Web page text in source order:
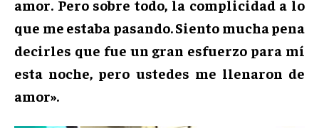
amor. Pero sobre todo, la complicidad a lo
que me estaba pasando. Siento mucha pena
decirles que fue un gran esfuerzo para mí
esta noche, pero ustedes me llenaron de
amor».